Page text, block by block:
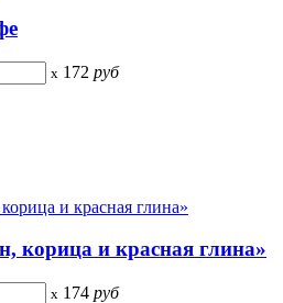
x 172 руб
корица и красная глина»
x 174 руб